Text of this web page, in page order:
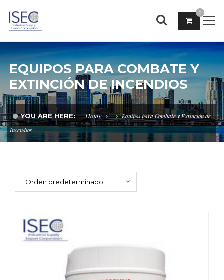
0
EQUIPOS PARA COMBATE Y
EXTINCIÓN DE INCENDIOS
YOU ARE HERE: Home
Equipos para Combate y Extinción de
Incendios